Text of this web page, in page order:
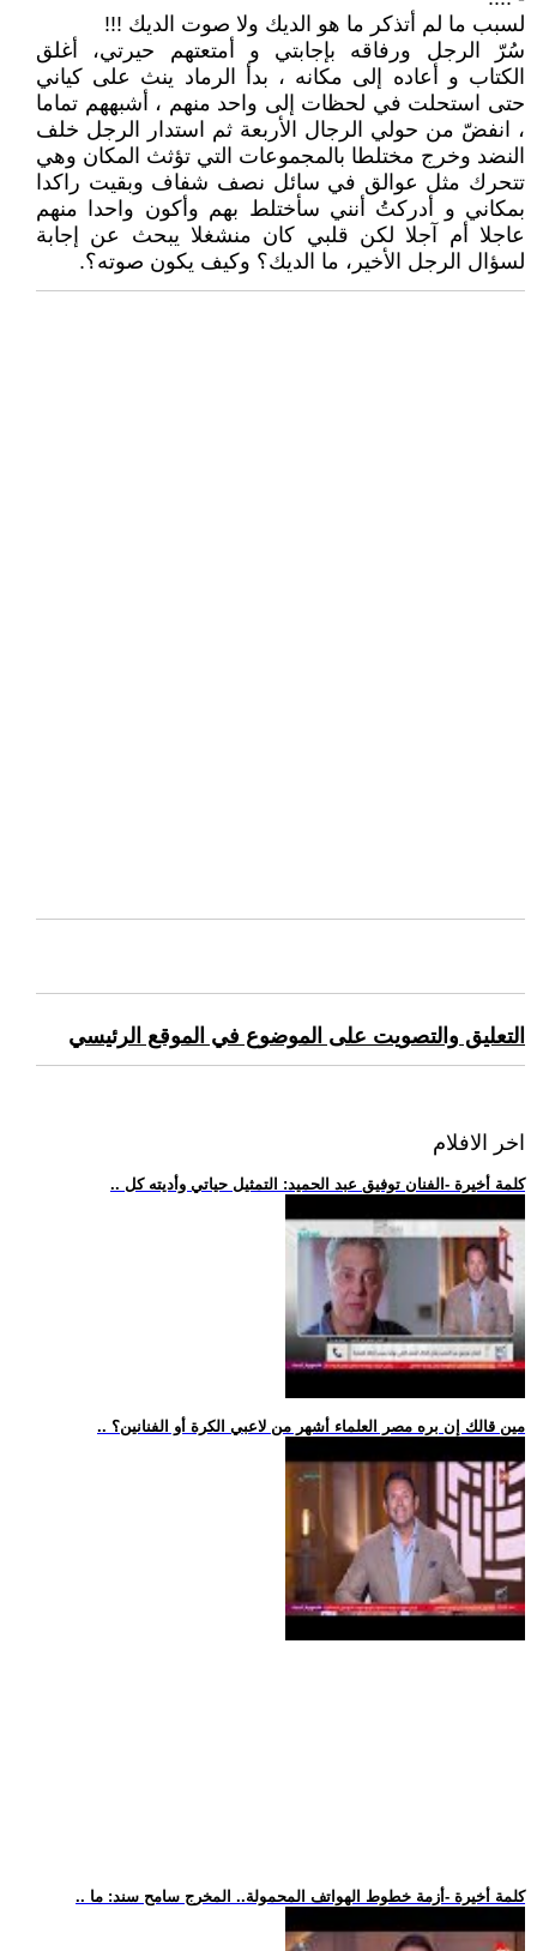
لسبب ما لم أتذكر ما هو الديك ولا صوت الديك !!!
سُرّ الرجل ورفاقه بإجابتي و أمتعتهم حيرتي، أغلق
الكتاب و أعاده إلى مكانه ، بدأ الرماد ينث على كياني
حتى استحلت في لحظات إلى واحد منهم ، أشبههم تماما
، انفضّ من حولي الرجال الأربعة ثم استدار الرجل خلف
النضد وخرج مختلطا بالمجموعات التي تؤثث المكان وهي
تتحرك مثل عوالق في سائل نصف شفاف وبقيت راكدا
بمكاني و أدركتُ أنني سأختلط بهم وأكون واحدا منهم
عاجلا أم آجلا لكن قلبي كان منشغلا يبحث عن إجابة
لسؤال الرجل الأخير، ما الديك؟ وكيف يكون صوته؟.
التعليق والتصويت على الموضوع في الموقع الرئيسي
اخر الافلام
.. كلمة أخيرة -الفنان توفيق عبد الحميد: التمثيل حياتي وأديته كل
.. مين قالك إن بره مصر العلماء أشهر من لاعبي الكرة أو الفنانين؟
.. كلمة أخيرة -أزمة خطوط الهواتف المحمولة.. المخرج سامح سند: ما